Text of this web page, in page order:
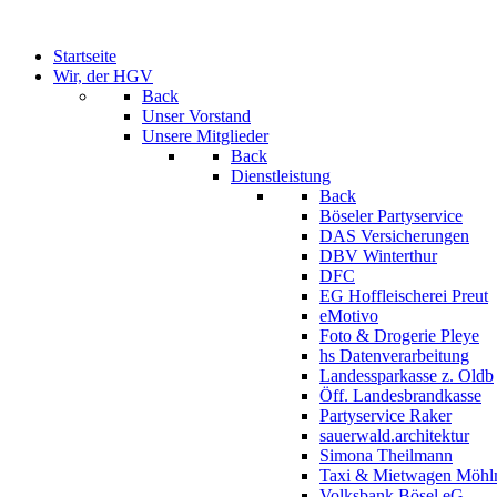
Startseite
Wir, der HGV
Back
Unser Vorstand
Unsere Mitglieder
Back
Dienstleistung
Back
Böseler Partyservice
DAS Versicherungen
DBV Winterthur
DFC
EG Hoffleischerei Preut
eMotivo
Foto & Drogerie Pleye
hs Datenverarbeitung
Landessparkasse z. Oldb
Öff. Landesbrandkasse
Partyservice Raker
sauerwald.architektur
Simona Theilmann
Taxi & Mietwagen